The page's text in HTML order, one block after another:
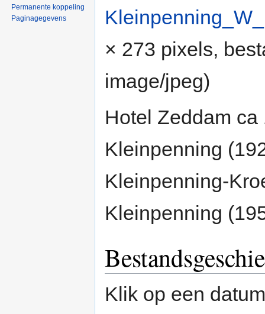
× 273 pixels,
image/jpeg)
Hotel Zeddam
Kleinpenning
Kleinpenning-
Kleinpenning
Klik op een
Permanente koppeling
Paginagegevens